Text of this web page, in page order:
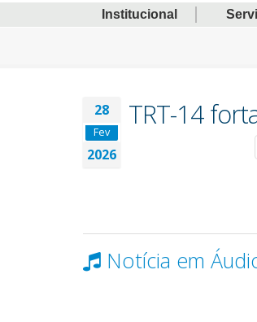
Institucional
28
Fev
2026
TRT-14
Notícia em